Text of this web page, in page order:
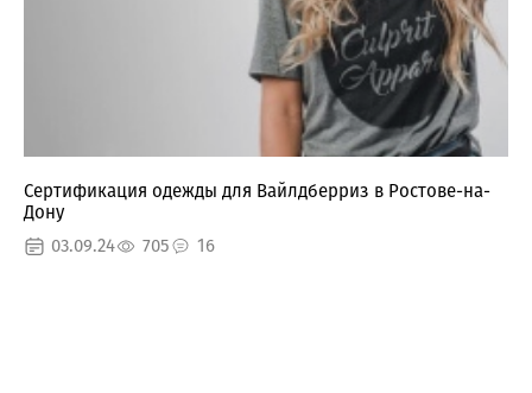
Сертификация одежды для Вайлдберриз в Ростове-на-
Дону
03.09.24
705 16